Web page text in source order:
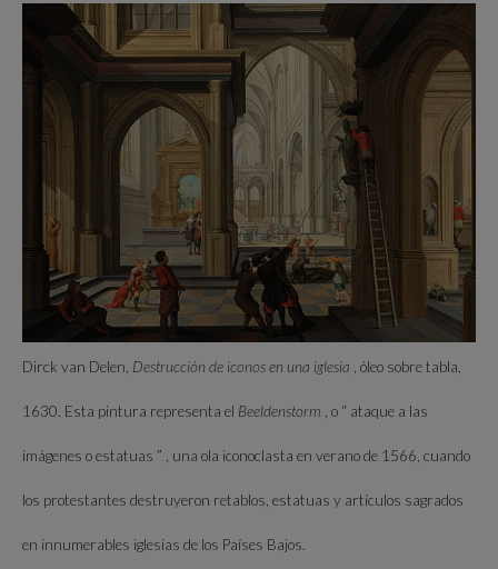
Dirck van Delen, Destrucción de iconos en una iglesia , óleo sobre tabla,
1630. Esta pintura representa el Beeldenstorm , o “ ataque a las
imágenes o estatuas ” , una ola iconoclasta en verano de 1566, cuando
los protestantes destruyeron retablos, estatuas y artículos sagrados
en innumerables iglesias de los Países Bajos.